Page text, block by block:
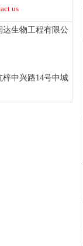
us
达生物工程有限公
中兴路14号中城